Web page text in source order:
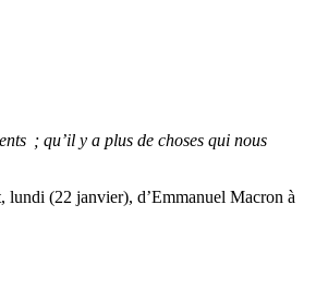
; qu’il y a plus de choses qui nous
lundi (22 janvier), d’Emmanuel Macron à